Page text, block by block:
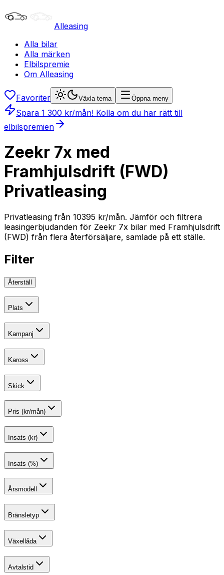
Alleasing
Alla bilar
Alla märken
Elbilspremie
Om Alleasing
Favoriter Växla tema Öppna meny
Spara 1 300 kr/mån! Kolla om du har rätt till
elbilspremien
Zeekr 7x med
Framhjulsdrift (FWD)
Privatleasing
Privatleasing från 10395 kr/mån. Jämför och filtrera
leasingerbjudanden för Zeekr 7x bilar med Framhjulsdrift
(FWD) från flera återförsäljare, samlade på ett ställe.
Filter
Återställ
Plats
Kampanj
Kaross
Skick
Pris (kr/mån)
Insats (kr)
Insats (%)
Årsmodell
Bränsletyp
Växellåda
Avtalstid